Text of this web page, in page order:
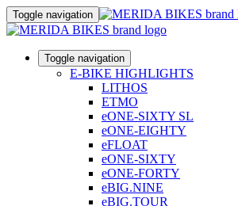
Toggle navigation
Toggle navigation
E-BIKE HIGHLIGHTS
LITHOS
ETMO
eONE-SIXTY SL
eONE-EIGHTY
eFLOAT
eONE-SIXTY
eONE-FORTY
eBIG.NINE
eBIG.TOUR